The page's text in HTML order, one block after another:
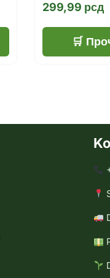
299,99 рсд